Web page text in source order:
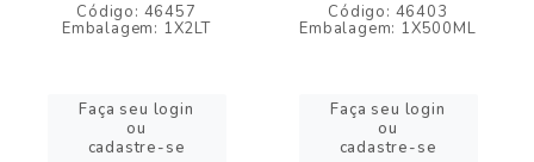
Código: 46457
Embalagem: 1X2LT
Faça seu login
ou
cadastre-se
Código: 46403
Embalagem: 1X500ML
Faça seu login
ou
cadastre-se